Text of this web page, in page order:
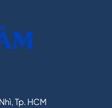
Tp. HCM